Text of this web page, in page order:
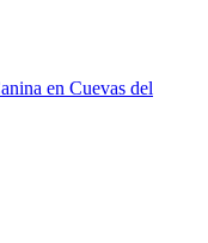
en Cuevas del